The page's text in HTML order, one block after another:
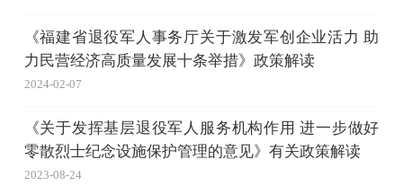
《福建省退役军人事务厅关于激发军创企业活力 助
力民营经济高质量发展十条举措》政策解读
2024-02-07
《关于发挥基层退役军人服务机构作用 进一步做好
零散烈士纪念设施保护管理的意见》有关政策解读
2023-08-24